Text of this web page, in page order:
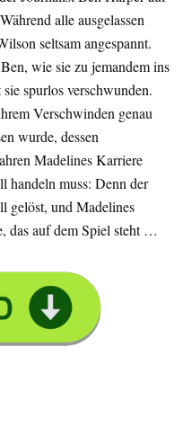
alle ausgelassen
seltsam angespannt.
wie sie zu jemandem ins
spurlos verschwunden.
Verschwinden genau
wurde, dessen
Madelines Karriere
handeln muss: Denn der
gelöst, und Madelines
das auf dem Spiel steht …